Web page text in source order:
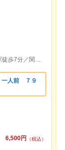
JR桜木町駅徒歩4分／京浜急行日ノ出町駅徒歩5分／みなとみらい駅徒歩7分／関内駅徒歩10分
一人前 ７９
6,500円
（税込）